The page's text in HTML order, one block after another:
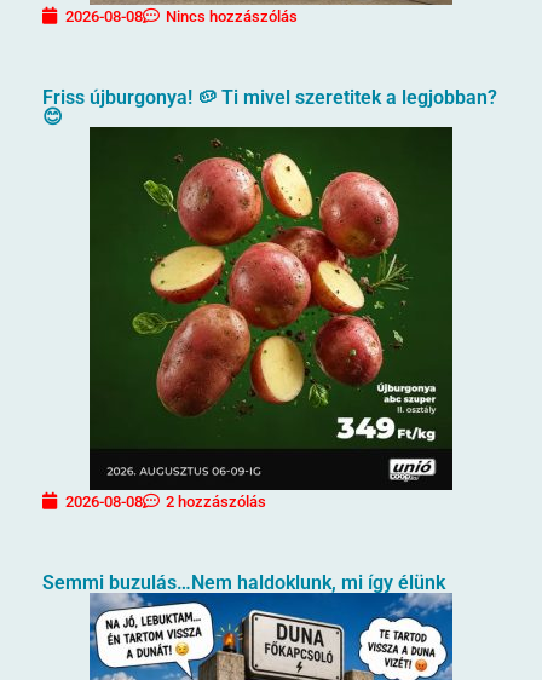
2026-08-08 Nincs hozzászólás
Friss újburgonya! 🥔 Ti mivel szeretitek a legjobban?
😊
2026-08-08 2 hozzászólás
Semmi buzulás…Nem haldoklunk, mi így élünk